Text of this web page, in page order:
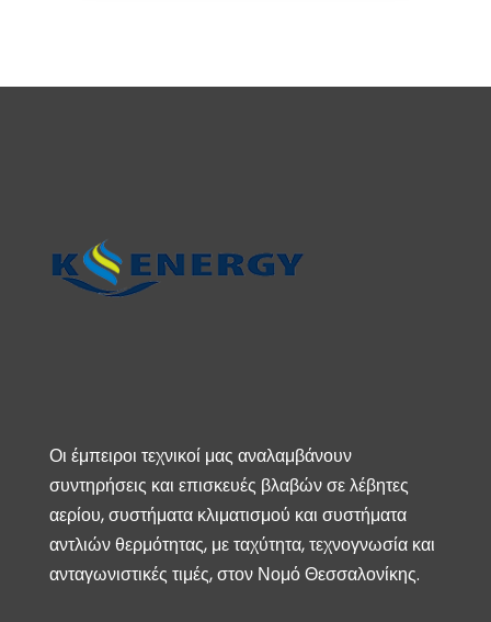
Οι έμπειροι τεχνικοί μας αναλαμβάνουν
συντηρήσεις και επισκευές βλαβών σε λέβητες
αερίου, συστήματα κλιματισμού και συστήματα
αντλιών θερμότητας, με ταχύτητα, τεχνογνωσία και
ανταγωνιστικές τιμές, στον Νομό Θεσσαλονίκης.